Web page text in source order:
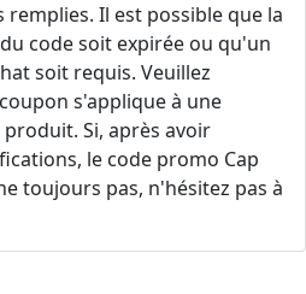
Il est possible que la
code soit expirée ou qu'un
soit requis. Veuillez
s'applique à une
Si, après avoir
le code promo Cap
toujours pas, n'hésitez pas à